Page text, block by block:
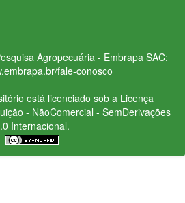
Agropecuária - Embrapa SAC:
fale-conosco
está licenciado sob a Licença
- NãoComercial - SemDerivações
Internacional.